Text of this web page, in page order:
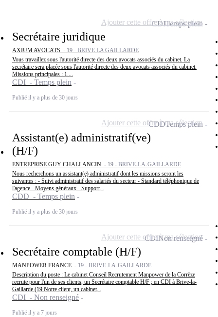
Secrétaire juridique
AXIUM AVOCATS - 19 - BRIVE LA GAILLARDE
Vous travaillez sous l'autorité directe des deux avocats associés du cabinet. La
secrétaire sera placée sous l'autorité directe des deux avocats associés du cabinet.
Missions principales : 1....
CDI - Temps plein
Publié il y a plus de 30 jours
CDITemps plein
Ajouter cette offre à ma sélection
Assistant(e) administratif(ve)
(H/F)
ENTREPRISE GUY CHALLANCIN - 19 - BRIVE-LA-GAILLARDE
Nous recherchons un assistant(e) administratif dont les missions seront les
suivantes : - Suivi administratif des salariés du secteur - Standard téléphonique de
l'agence - Moyens généraux - Support...
CDD - Temps plein
Publié il y a plus de 30 jours
CDDTemps plein
Ajouter cette offre à ma sélection
Secrétaire comptable (H/F)
MANPOWER FRANCE - 19 - BRIVE-LA-GAILLARDE
Description du poste : Le cabinet Conseil Recrutement Manpower de la Corrèze
recrute pour l'un de ses clients, un Secrétaire comptable H/F ; en CDI à Brive-la-
Gaillarde (19 Notre client, un cabinet...
CDI - Non renseigné
Publié il y a 7 jours
CDINon renseigné
Ajouter cette offre à ma sélection